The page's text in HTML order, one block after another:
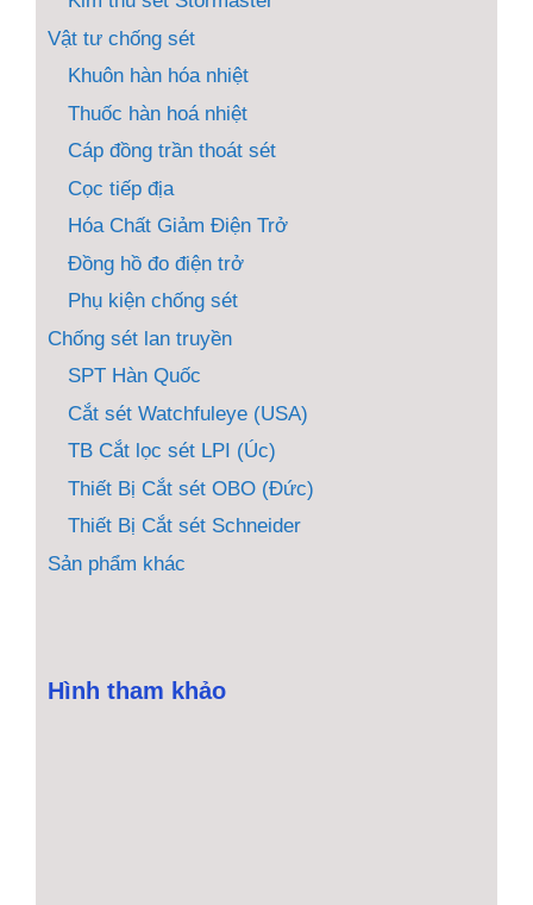
Vật tư chống sét
Khuôn hàn hóa nhiệt
Thuốc hàn hoá nhiệt
Cáp đồng trần thoát sét
Cọc tiếp địa
Hóa Chất Giảm Điện Trở
Đồng hồ đo điện trở
Phụ kiện chống sét
Chống sét lan truyền
SPT Hàn Quốc
Cắt sét Watchfuleye (USA)
TB Cắt lọc sét LPI (Úc)
Thiết Bị Cắt sét OBO (Đức)
Thiết Bị Cắt sét Schneider
Sản phẩm khác
Hình tham khảo